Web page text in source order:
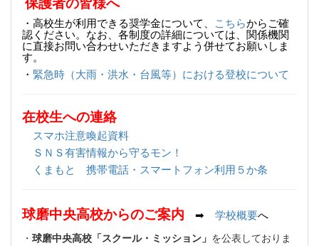
・高校生が利用できる奨学金について、 こちらからご確
認ください。 なお、各制度の詳細については、関係機関
に直接お問い合わせいただきますよう併せてお願いしま
す。
・ 緊急時（大雨・洪水・台風等）における登校について
在校生への連絡
スマホ注意喚起資料
ＳＮＳ有害情報から守るモン！
くまもと 携帯電話・スマートフォン利用５か条
球磨中央高校からのご案内 ➡ 学校概要へ
・ 球磨中央高校「スクール・ミッション」 を公表しておりま